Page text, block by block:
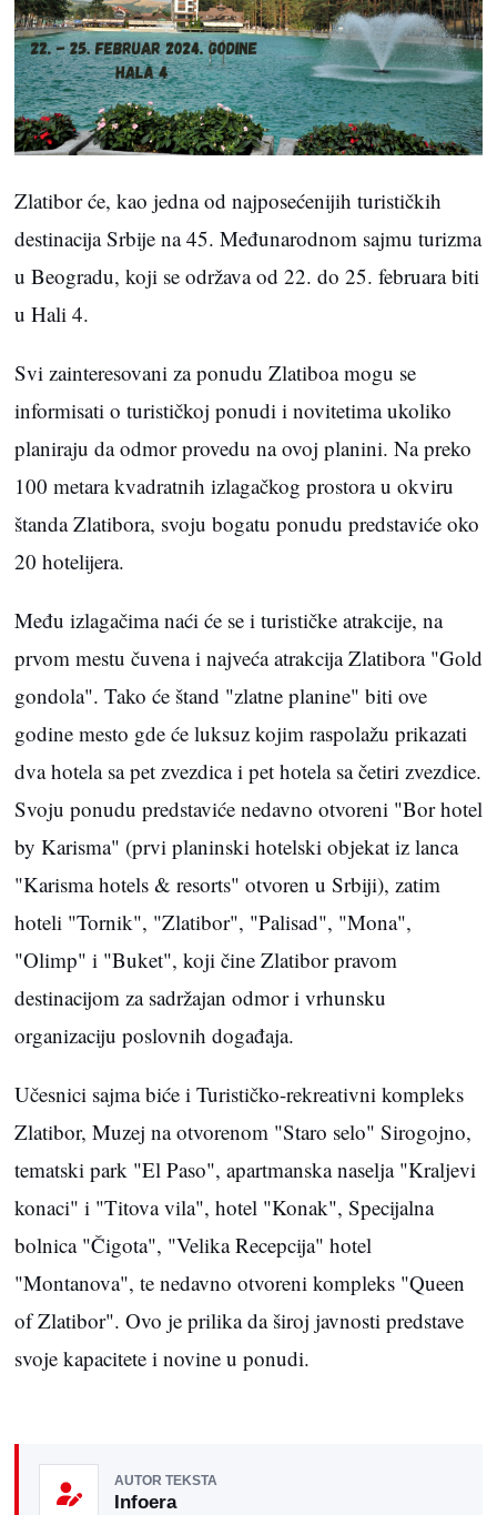
Zlatibor će, kao jedna od najposećenijih turističkih
destinacija Srbije na 45. Međunarodnom sajmu turizma
u Beogradu, koji se održava od 22. do 25. februara biti
u Hali 4.
Svi zainteresovani za ponudu Zlatiboa mogu se
informisati o turističkoj ponudi i novitetima ukoliko
planiraju da odmor provedu na ovoj planini. Na preko
100 metara kvadratnih izlagačkog prostora u okviru
štanda Zlatibora, svoju bogatu ponudu predstaviće oko
20 hotelijera.
Među izlagačima naći će se i turističke atrakcije, na
prvom mestu čuvena i najveća atrakcija Zlatibora "Gold
gondola". Tako će štand "zlatne planine" biti ove
godine mesto gde će luksuz kojim raspolažu prikazati
dva hotela sa pet zvezdica i pet hotela sa četiri zvezdice.
Svoju ponudu predstaviće nedavno otvoreni "Bor hotel
by Karisma" (prvi planinski hotelski objekat iz lanca
"Karisma hotels & resorts" otvoren u Srbiji), zatim
hoteli "Tornik", "Zlatibor", "Palisad", "Mona",
"Olimp" i "Buket", koji čine Zlatibor pravom
destinacijom za sadržajan odmor i vrhunsku
organizaciju poslovnih događaja.
Učesnici sajma biće i Turističko-rekreativni kompleks
Zlatibor, Muzej na otvorenom "Staro selo" Sirogojno,
tematski park "El Paso", apartmanska naselja "Kraljevi
konaci" i "Titova vila", hotel "Konak", Specijalna
bolnica "Čigota", "Velika Recepcija" hotel
"Montanova", te nedavno otvoreni kompleks "Queen
of Zlatibor". Ovo je prilika da široj javnosti predstave
svoje kapacitete i novine u ponudi.
AUTOR TEKSTA
Infoera